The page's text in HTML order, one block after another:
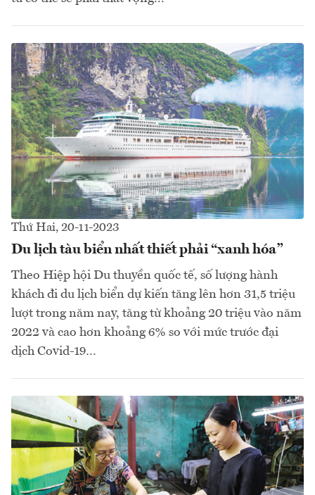
Thứ Hai, 20-11-2023
Du lịch tàu biển nhất thiết phải “xanh hóa”
Theo Hiệp hội Du thuyền quốc tế, số lượng hành
khách đi du lịch biển dự kiến tăng lên hơn 31,5 triệu
lượt trong năm nay, tăng từ khoảng 20 triệu vào năm
2022 và cao hơn khoảng 6% so với mức trước đại
dịch Covid-19…